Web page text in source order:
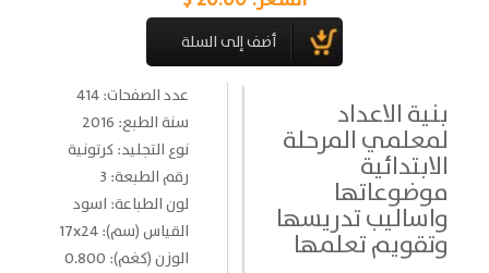
بنية الاعداد
لمعلمي المرحلة
الابتدائية
موضوعاتها
واساليب تدريسها
وتقويم تعلمها
عدد الصفحات: 414
سنة الطبع: 2016
نوع التجليد: كرتونية
رقم الطبعة: 3
لون الطباعة: اسود
القياس (سم): 17x24
الوزن (كغم): 0.800